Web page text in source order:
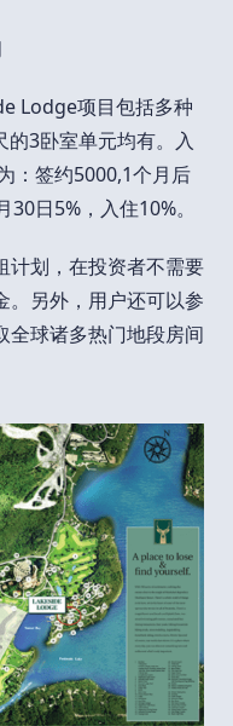
Lodge项目包括多种
3卧室单元均有。入
：签约5000,1个月后
日5%，入住10%。
计划，在投资者不需要
。另外，用户还可以参
全球诸多热门地段房间